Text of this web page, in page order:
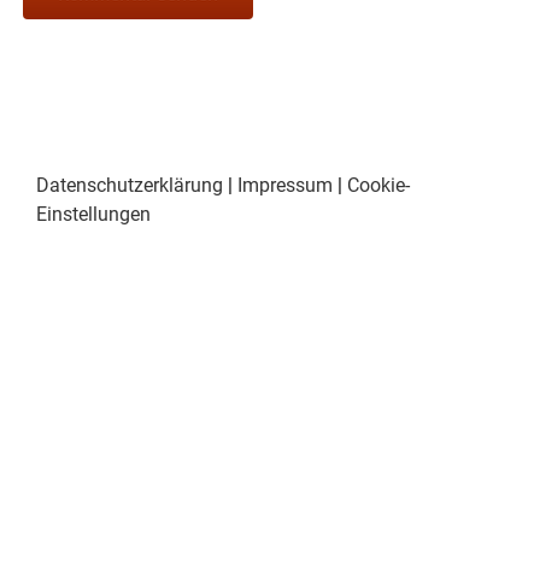
Datenschutzerklärung | Impressum | Cookie-
Einstellungen